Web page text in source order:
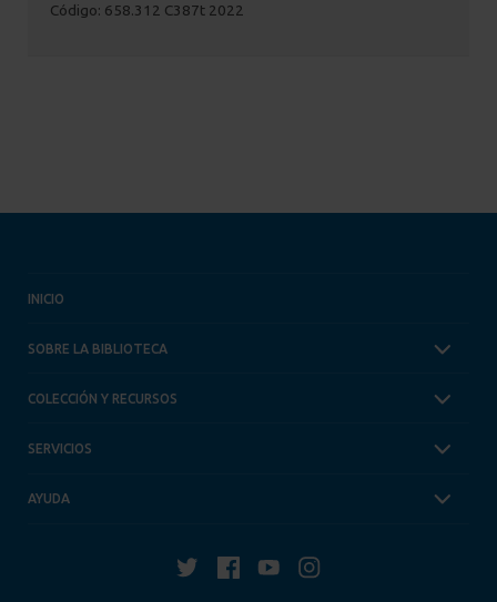
Código: 658.312 C387t 2022
INICIO
SOBRE LA BIBLIOTECA
COLECCIÓN Y RECURSOS
SERVICIOS
AYUDA
Twitter FacebookYouTubeInstagram